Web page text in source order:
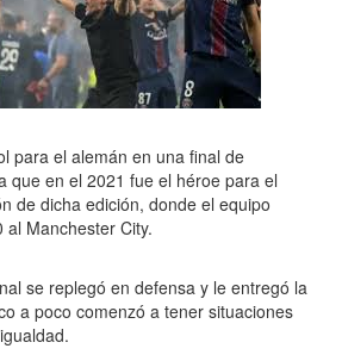
para el alemán en una final de
que en el 2021 fue el héroe para el
de dicha edición, donde el equipo
Manchester City.
se replegó en defensa y le entregó la
a poco comenzó a tener situaciones